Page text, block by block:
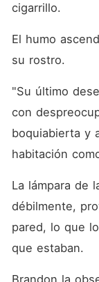
cigarrillo.
El humo
su rostro.
"Su último
con
boquiabierta y
habitación
La lámpara de
débilmente,
pared, lo que
que estaban.
Brandon la